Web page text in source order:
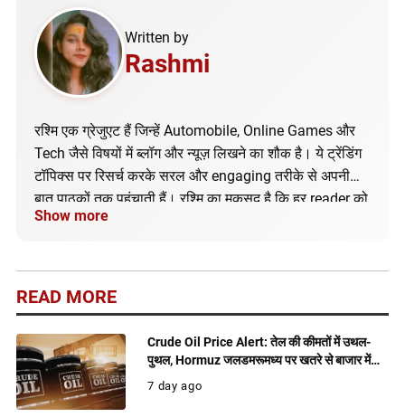
Written by
Rashmi
रश्मि एक ग्रेजुएट हैं जिन्हें Automobile, Online Games और
Tech जैसे विषयों में ब्लॉग और न्यूज़ लिखने का शौक है। ये ट्रेंडिंग
टॉपिक्स पर रिसर्च करके सरल और engaging तरीके से अपनी
बात पाठकों तक पहुंचाती हैं। रश्मि का मकसद है कि हर reader को
सही और अपडेटेड जानकारी मिले।
Show more
READ MORE
Crude Oil Price Alert: तेल की कीमतों में उथल-
पुथल, Hormuz जलडमरूमध्य पर खतरे से बाजार में
बढ़ी हलचल
7 day ago